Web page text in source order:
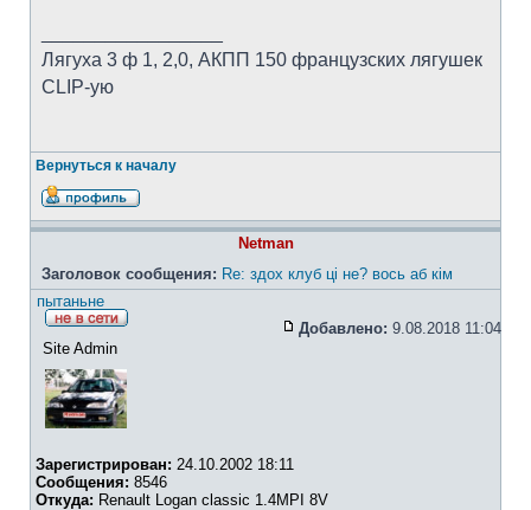
Лягуха 3 ф 1, 2,0, АКПП 150 французских лягушек
CLIP-ую
Вернуться к началу
Netman
Заголовок сообщения: Re: здох клуб ці не? вось аб кім
пытаньне
Добавлено: 9.08.2018 11:04
Site Admin
Зарегистрирован: 24.10.2002 18:11
Сообщения: 8546
Откуда: Renault Logan classic 1.4MPI 8V